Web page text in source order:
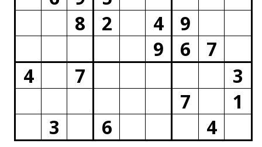
8
2 4
9
9
6
7
4
7
3
7
1
3
6 4